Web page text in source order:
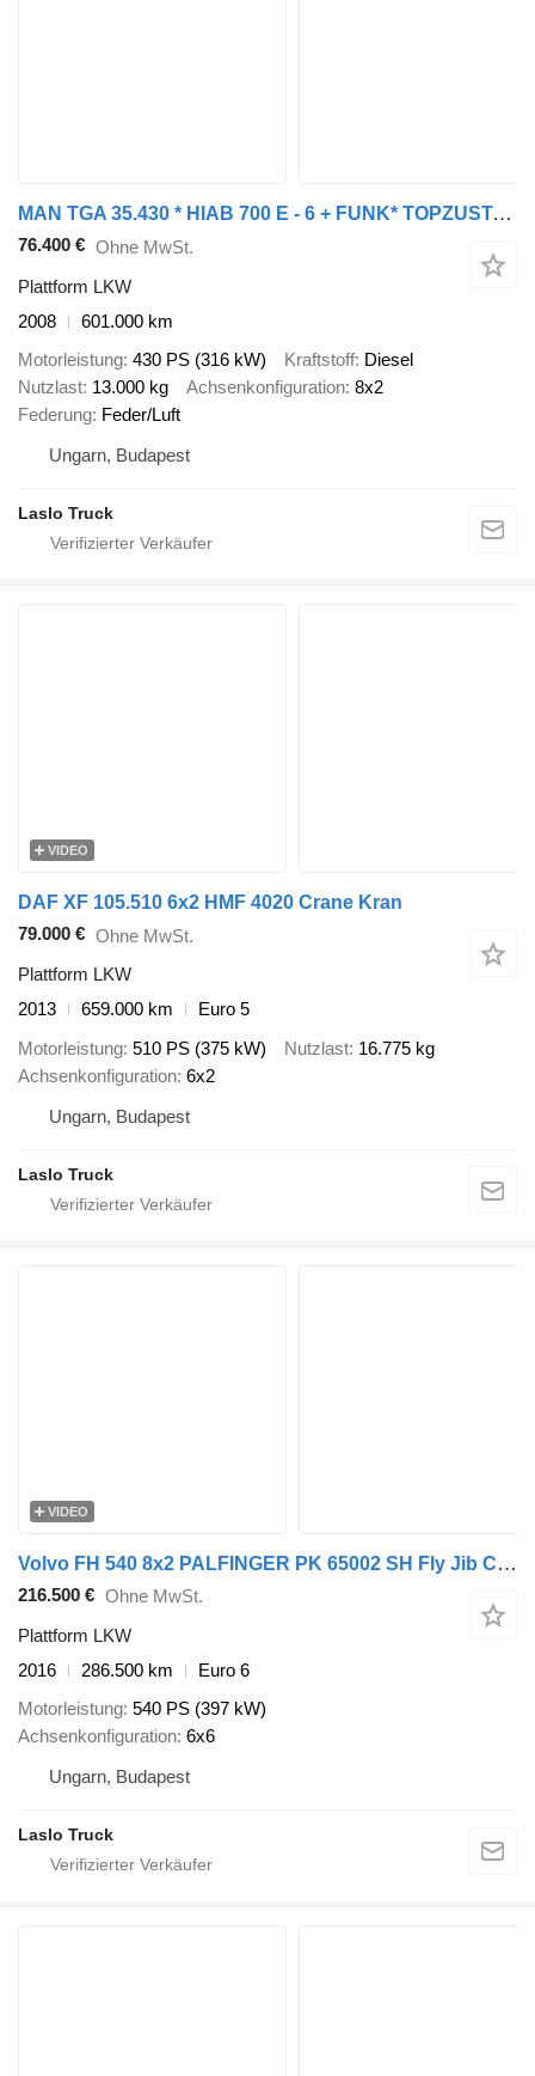
MAN TGA 35.430 * HIAB 700 E - 6 + FUNK* TOPZUSTAND
76.400 € Ohne MwSt.
Plattform LKW
2008
601.000 km
Motorleistung 430 PS (316 kW) Kraftstoff Diesel
Nutzlast 13.000 kg Achsenkonfiguration 8x2
Federung Feder/Luft
Ungarn, Budapest
Laslo Truck
VIDEO
DAF XF 105.510 6x2 HMF 4020 Crane Kran
79.000 € Ohne MwSt.
Plattform LKW
2013
659.000 km
Euro 5
Motorleistung 510 PS (375 kW) Nutzlast 16.775 kg
Achsenkonfiguration 6x2
Ungarn, Budapest
Laslo Truck
VIDEO
Volvo FH 540 8x2 PALFINGER PK 65002 SH Fly Jib Crane
216.500 € Ohne MwSt.
Plattform LKW
2016
286.500 km
Euro 6
Motorleistung 540 PS (397 kW)
Achsenkonfiguration 6x6
Ungarn, Budapest
Laslo Truck